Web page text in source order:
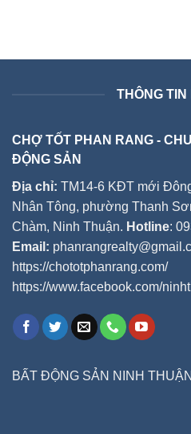
THÔNG TIN
CHỢ TỐT PHAN RANG -
ĐỘNG SẢN
Địa chỉ: TM14-6 KĐT mới
Nhân Tông, phường Thanh
Chàm, Ninh Thuận. Hotline:
Email:
https://chototphanrang.com/
https://www.facebook.com/
BẤT ĐỘNG SẢN NINH THUẬN